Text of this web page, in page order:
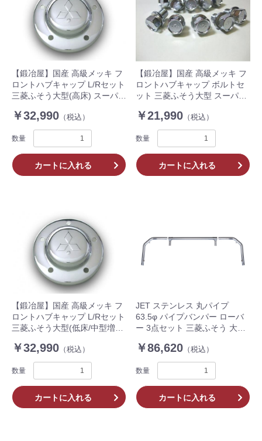
【鍛冶屋】国産 高級メッキ フ
ロントハブキャップ L/Rセット
三菱ふそう大型(高床) スーパー
￥32,990 （税込）
数量
カートに入れる
【鍛冶屋】国産 高級メッキ フ
ロントハブキャップ ボルトセ
ット 三菱ふそう大型 スーパー
￥21,990 （税込）
数量
カートに入れる
【鍛冶屋】国産 高級メッキ フ
ロントハブキャップ L/Rセット
三菱ふそう大型(低床/中型増ト
￥32,990 （税込）
数量
カートに入れる
JET ステンレス 丸パイプ
63.5φ パイプバンパー ローバ
ー 3点セット 三菱ふそう 大型
ラクタ FU FV FP トラック
610450 個人宅OK
￥86,620 （税込）
数量
カートに入れる